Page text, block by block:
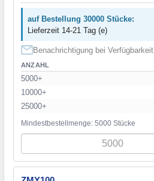
auf Bestellung 30000 Stücke:
Lieferzeit 14-21 Tag (e)
Benachrichtigung bei Verfügbarkeit
ANZAHL
5000+
10000+
25000+
Mindestbestellmenge: 5000 Stücke